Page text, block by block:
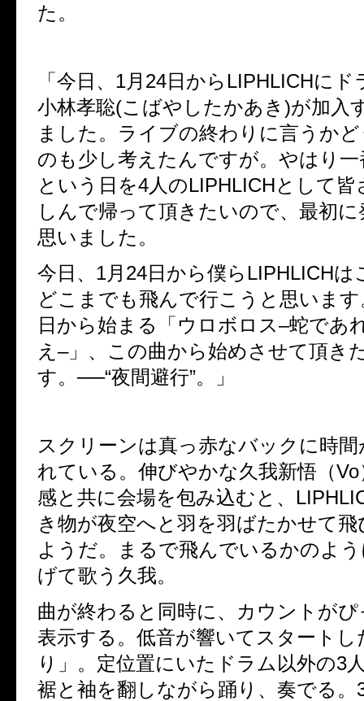
た。
「今日、 1月 24日から LIPHLICHにド
小林孝聡(こばやしたかあき )が加入
ました。ライブの終わりに言うか
のも少し考えたんですが。やはり一
という日を4人のLIPHLICHとして皆
しんで帰って頂きたいので、最初
思いました。
今日、 1月 24日から僕ら LIPHLICHは
どこまでも飛んで行こうと思いま
日から始まる「ウロボロス–蛇であ
え –」、この曲から始めさせて頂き
す。──“夜間避行”。」
スクリーンは真っ赤なバックに時
れている。伸びやかな久我新悟（Vo
感と共に会場を包み込むと、
き物が夜空へと羽を羽ばたかせて
ようだ。まるで飛んでいるかのよ
げて歌う久我。
曲が終わると同時に、カウントが
表示する。低音が響いてスタート
り」。定位置にいたドラム以外の3
裾と袖を翻しながら踊り、奏でる。